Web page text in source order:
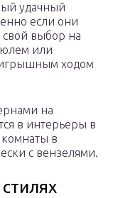
удачный
если они
свой выбор на
или
ходом
на
в интерьеры в
в
с вензелями.